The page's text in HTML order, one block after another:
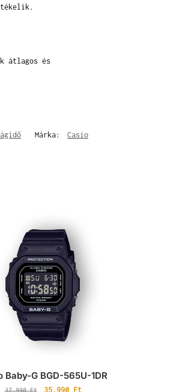
átlagos és
Márka: Casio
Baby-G BGD-565U-1DR
37.990Ft 35.990 Ft